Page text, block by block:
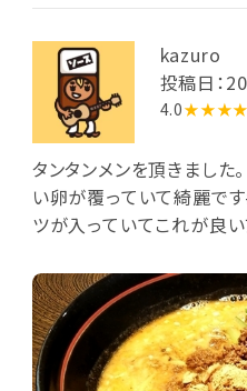
て立ち寄っているライダ
ぐ形で、席は卓子か座敷。
という「奥久慈豆腐と常
スセット(スープ・ザーサ
来した平膳には、主皿と
ヒカリとのこと)、刻みネ
スープ、ザーサイを載せ
の豆腐は奥久慈の県特産
四川で期待したほどあま
ば良かったかなと・・。味
淡い感じ。ライスが意外
ったかな。
kazuro
投稿日：
4.0
タンタンメンを頂きました
い卵が覆っていて綺麗で
ツが入っていてこれが良
キシャキのチンゲン菜が
♪ また訪問します️